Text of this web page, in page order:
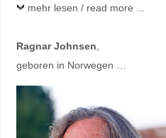
mehr lesen / read more ...
Ragnar Johnsen,
geboren in Norwegen …